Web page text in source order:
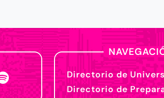
Directorio de
Directorio de